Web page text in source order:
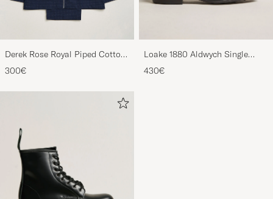
Derek Rose Royal Piped Cotton
Pyjama Set Navy
300€
Loake 1880 Aldwych Single
Oxford Black Calf
430€